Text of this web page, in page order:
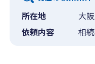
所在地
大
依頼内容
相